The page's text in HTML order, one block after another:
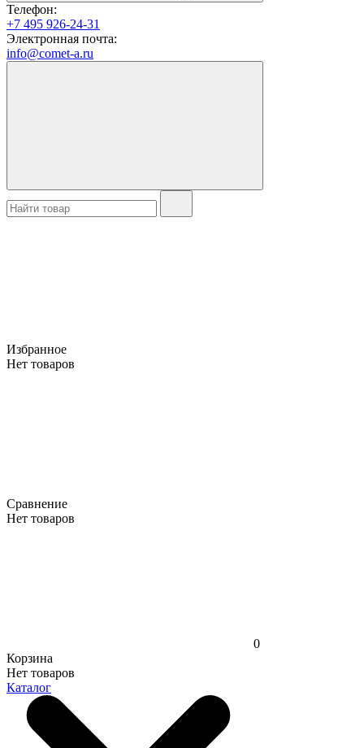
Телефон:
+7 495 926-24-31
Электронная почта:
info@comet-a.ru
Избранное
Нет товаров
Сравнение
Нет товаров
0
Корзина
Нет товаров
Каталог